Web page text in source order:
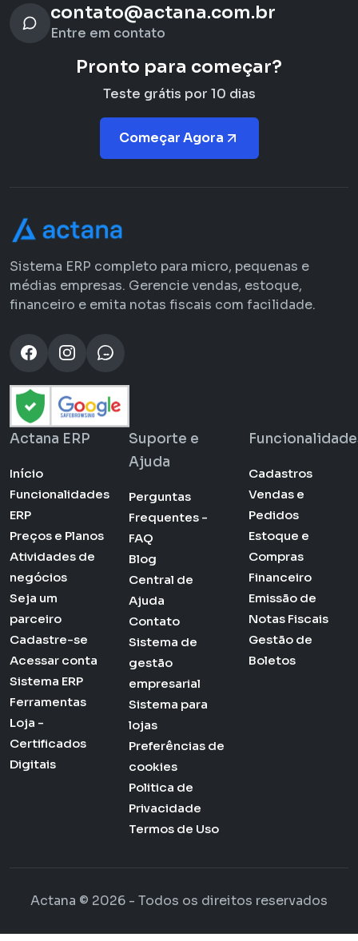
contato@actana.com.br
Entre em contato
Pronto para começar?
Teste grátis por 10 dias
Começar Agora
Sistema ERP completo para micro, pequenas e
médias empresas. Gerencie vendas, estoque,
financeiro e emita notas fiscais com facilidade.
Actana ERP
Início
Funcionalidades
ERP
Preços e Planos
Atividades de
negócios
Seja um
parceiro
Cadastre-se
Acessar conta
Sistema ERP
Ferramentas
Loja -
Certificados
Digitais
Suporte e
Ajuda
Perguntas
Frequentes -
FAQ
Blog
Central de
Ajuda
Contato
Sistema de
gestão
empresarial
Sistema para
lojas
Preferências de
cookies
Politica de
Privacidade
Termos de Uso
Cadastros
Vendas e
Pedidos
Estoque e
Compras
Financeiro
Emissão de
Notas Fiscais
Gestão de
Boletos
Actana © 2026 - Todos os direitos reservados